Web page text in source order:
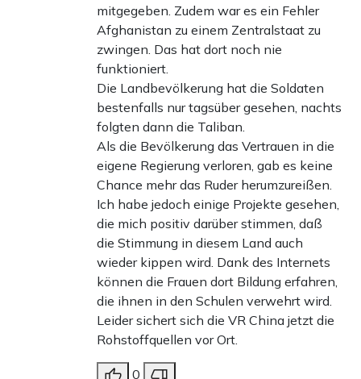
mitgegeben. Zudem war es ein Fehler
Afghanistan zu einem Zentralstaat zu
zwingen. Das hat dort noch nie
funktioniert.
Die Landbevölkerung hat die Soldaten
bestenfalls nur tagsüber gesehen, nachts
folgten dann die Taliban.
Als die Bevölkerung das Vertrauen in die
eigene Regierung verloren, gab es keine
Chance mehr das Ruder herumzureißen.
Ich habe jedoch einige Projekte gesehen,
die mich positiv darüber stimmen, daß
die Stimmung in diesem Land auch
wieder kippen wird. Dank des Internets
können die Frauen dort Bildung erfahren,
die ihnen in den Schulen verwehrt wird.
Leider sichert sich die VR China jetzt die
Rohstoffquellen vor Ort.
0